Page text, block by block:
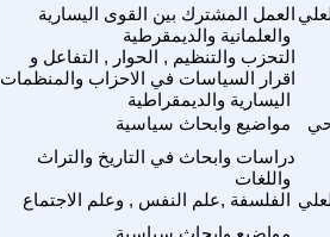
العمل المشترك بين القوى اليسارية
والعلمانية والديمقرطية
التحزب والتنظيم , الحوار , التفاعل و
اقرار السياسات في الاحزاب والمنظمات
اليسارية والديمقراطية
مواضيع وابحاث سياسية
دراسات وابحاث في التاريخ والتراث
واللغات
الفلسفة ,علم النفس , وعلم الاجتماع
مواضيع وابحاث سياسية